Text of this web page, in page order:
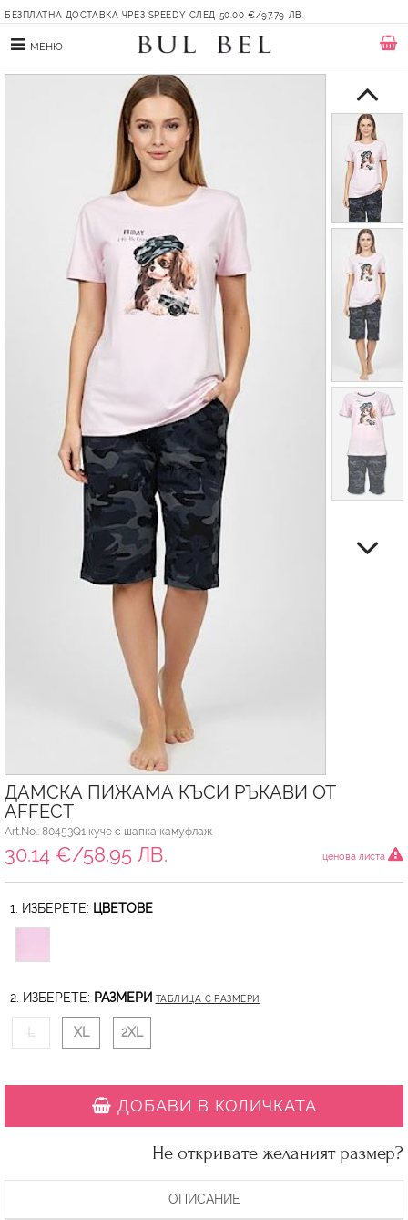
БЕЗПЛАТНА ДОСТАВКА ЧРЕЗ SPEEDY СЛЕД 50.00 €/97.79 ЛВ.
МЕНЮ
ДАМСКА ПИЖАМА КЪСИ РЪКАВИ ОТ
AFFECT
Art.No.: 80453Q1 куче с шапка камуфлаж
30.14 €/58.95 ЛВ. ценова листа
1. ИЗБЕРЕТЕ: ЦВЕТОВЕ
2. ИЗБЕРЕТЕ: РАЗМЕРИ ТАБЛИЦА С РАЗМЕРИ
L XL 2XL
ДОБАВИ В КОЛИЧКАТА
Не откривате желаният размер?
ОПИСАНИЕ